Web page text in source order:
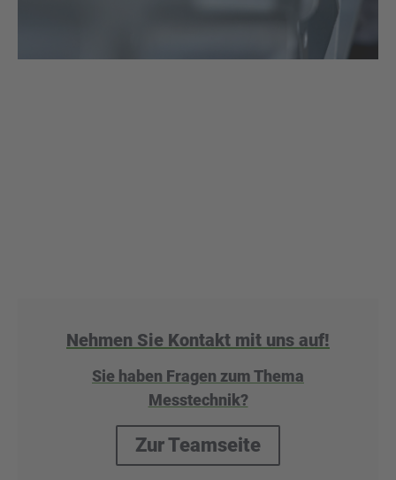
Nehmen Sie Kontakt mit uns auf!
Sie haben Fragen zum Thema
Messtechnik?
Zur Teamseite